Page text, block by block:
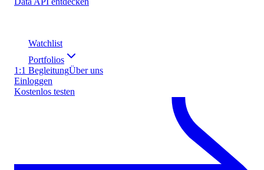
Watchlist
Portfolios
1:1 BegleitungÜber uns
Einloggen
Kostenlos testen